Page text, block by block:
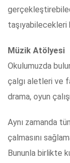
taşıyabilecekleri
Müzik Atölyesi
Okulumuzda
çalgı aletleri ve
drama, oyun
Aynı zamanda
çalmasını
Bununla birlikte